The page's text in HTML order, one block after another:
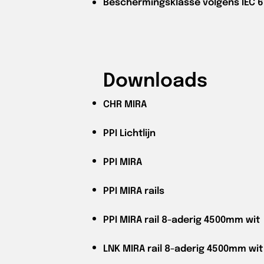
Downloads
CHR MIRA
PPI Lichtlijn
PPI MIRA
PPI MIRA rails
PPI MIRA rail 8-aderig 4500mm wit
LNK MIRA rail 8-aderig 4500mm wit